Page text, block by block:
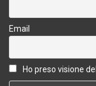
Email
Ho preso visione